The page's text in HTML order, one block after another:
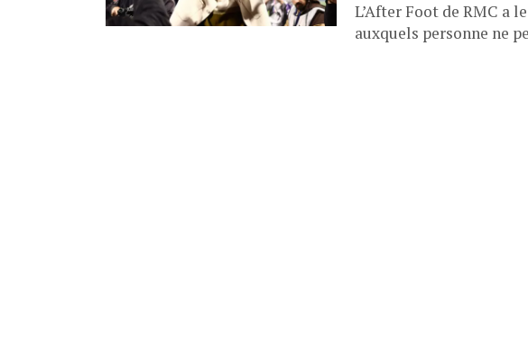
L’After Foot de RMC a
auxquels personne ne